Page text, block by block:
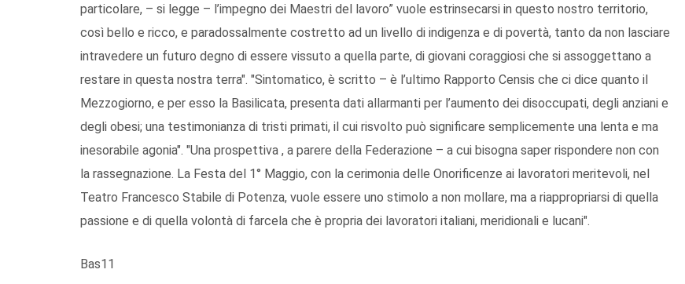
particolare, – si legge – l’impegno dei Maestri del lavoro” vuole estrinsecarsi in questo nostro territorio,
così bello e ricco, e paradossalmente costretto ad un livello di indigenza e di povertà, tanto da non lasciare
intravedere un futuro degno di essere vissuto a quella parte, di giovani coraggiosi che si assoggettano a
restare in questa nostra terra". "Sintomatico, è scritto – è l’ultimo Rapporto Censis che ci dice quanto il
Mezzogiorno, e per esso la Basilicata, presenta dati allarmanti per l’aumento dei disoccupati, degli anziani e
degli obesi; una testimonianza di tristi primati, il cui risvolto può significare semplicemente una lenta e ma
inesorabile agonia". "Una prospettiva , a parere della Federazione – a cui bisogna saper rispondere non con
la rassegnazione. La Festa del 1° Maggio, con la cerimonia delle Onorificenze ai lavoratori meritevoli, nel
Teatro Francesco Stabile di Potenza, vuole essere uno stimolo a non mollare, ma a riappropriarsi di quella
passione e di quella volontà di farcela che è propria dei lavoratori italiani, meridionali e lucani".
Bas11